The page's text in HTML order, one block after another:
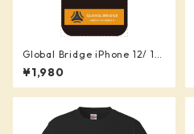
Global Bridge iPhone 12/ 12
Pro クリアパネルラバーケー
ス
¥1,980